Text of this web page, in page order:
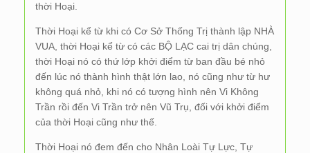
thời Hoại.
Thời Hoại kể từ khi có Cơ Sở Thống Trị thành lập NHÀ
VUA, thời Hoại kể từ có các BỘ LẠC cai trị dân chúng,
thời Hoại nó có thứ lớp khởi điểm từ ban đầu bé nhỏ
đến lúc nó thành hình thật lớn lao, nó cũng như từ hư
không quá nhỏ, khi nó có tượng hình nên Vi Không
Trần rồi đến Vi Trần trở nên Vũ Trụ, đối với khởi điểm
của thời Hoại cũng như thế.
Thời Hoại nó đem đến cho Nhân Loài Tự Lực, Tự